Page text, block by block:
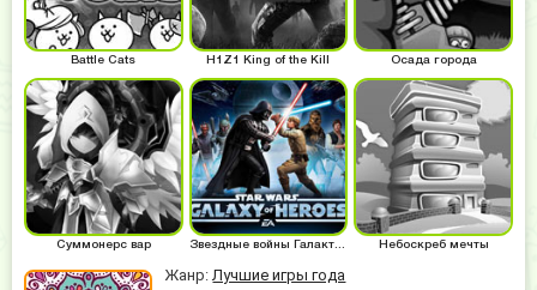
Жанр:Лучшие игры года
Battle Cats H1Z1 King of the Kill Осада города
Суммонерс вар Звездные войны Галактика героев Небоскреб мечты